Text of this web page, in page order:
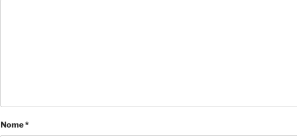
Nome*